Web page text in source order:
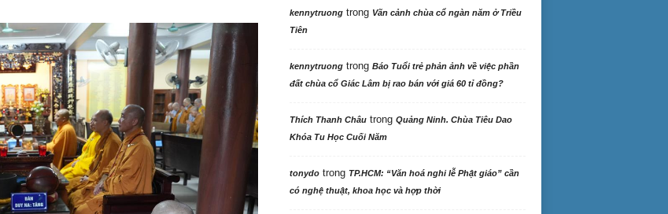
kennytruongtrong Vãn cảnh chùa cổ ngàn năm ở Triều
Tiên
kennytruongtrong Báo Tuổi trẻ phản ảnh về việc phần
đất chùa cổ Giác Lâm bị rao bán với giá 60 tỉ đồng?
Thích Thanh Châutrong Quảng Ninh. Chùa Tiêu Dao
Khóa Tu Học Cuối Năm
tonydotrong TP.HCM: “Văn hoá nghi lễ Phật giáo” cần
có nghệ thuật, khoa học và hợp thời